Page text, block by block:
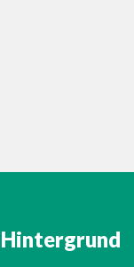
Hintergrund